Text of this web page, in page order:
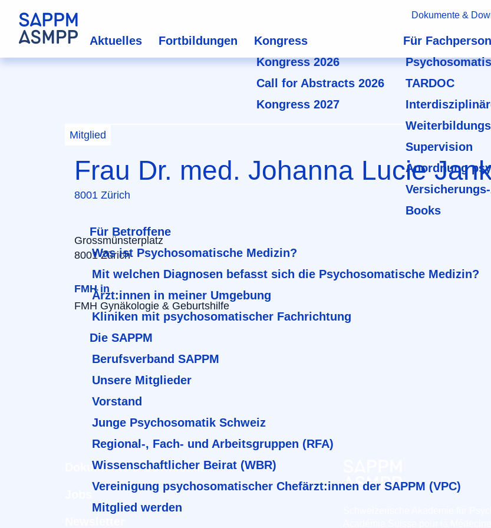
Dokumente &
Aktuelles Fortbildungen
Kongress
Kongress 2026
Call for Abstracts 2026
Kongress 2027
Für
TARDOC
Supervision
Anordnung
Books
Für Betroffene
Was ist Psychosomatische Medizin?
Mit welchen Diagnosen befasst sich die Psychosomatische Medizin?
Ärzt:innen in meiner Umgebung
Kliniken mit psychosomatischer Fachrichtung
Die SAPPM
Berufsverband SAPPM
Unsere Mitglieder
Vorstand
Junge Psychosomatik Schweiz
Regional-, Fach- und Arbeitsgruppen (RFA)
Wissenschaftlicher Beirat (WBR)
Vereinigung psychosomatischer Chefärzt:innen der SAPPM (VPC)
Mitglied werden
Mitglied
Frau Dr. med. Johanna Lucie
8001 Zürich
Grossmünsterplatz
8001 Zürich
FMH in
FMH Gynäkologie & Geburtshilfe
Dokumente & Downloads